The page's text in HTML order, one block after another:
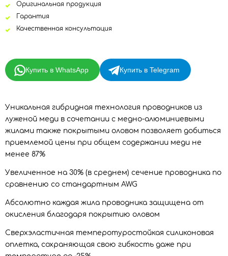
Оригинальная продукция
Гарантия
Качественная консультация
Купить в WhatsApp Купить в Telegram
Уникальная гибридная технология проводников из
луженой меди в сочетании с медно-алюминиевыми
жилами также покрытыми оловом позволяет добиться
приемлемой цены при общем содержании меди не
менее 87%
Увеличенное на 30% (в среднем) сечение проводника по
сравнению со стандартным AWG
Абсолютно каждая жила проводника защищена от
окисления благодаря покрытию оловом
Сверхэластичная темперотуростойкая силиконовая
оплетка, сохраняющая свою гибкость даже при